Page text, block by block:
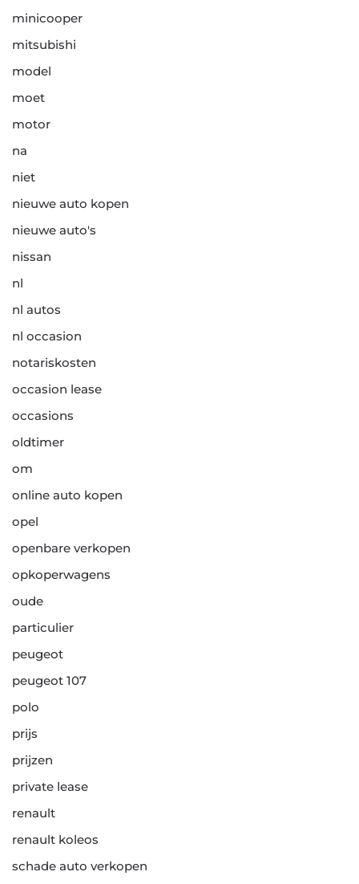
minicooper
mitsubishi
model
moet
motor
na
niet
nieuwe auto kopen
nieuwe auto's
nissan
nl
nl autos
nl occasion
notariskosten
occasion lease
occasions
oldtimer
om
online auto kopen
opel
openbare verkopen
opkoperwagens
oude
particulier
peugeot
peugeot 107
polo
prijs
prijzen
private lease
renault
renault koleos
schade auto verkopen